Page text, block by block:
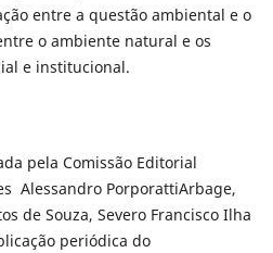
entre a questão ambiental e o
o ambiente natural e os
e institucional.
pela Comissão Editorial
Alessandro PorporattiArbage,
de Souza, Severo Francisco Ilha
periódica do